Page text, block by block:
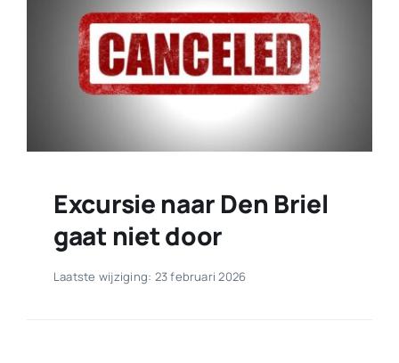
Excursie naar Den Briel
gaat niet door
Laatste wijziging: 23 februari 2026